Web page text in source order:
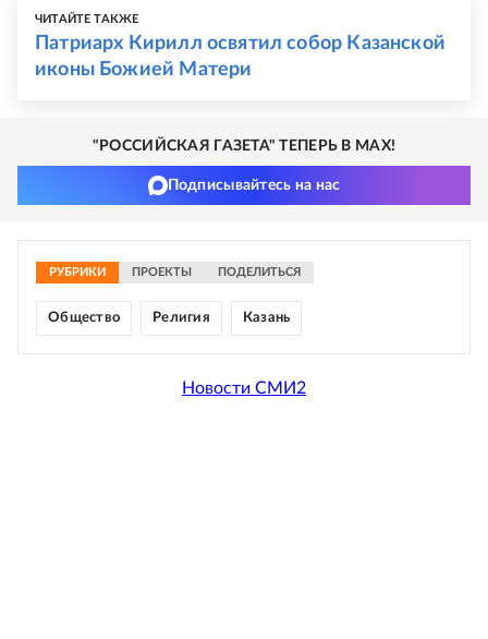
ЧИТАЙТЕ ТАКЖЕ
Патриарх Кирилл освятил собор Казанской
иконы Божией Матери
"РОССИЙСКАЯ ГАЗЕТА" ТЕПЕРЬ В MAX!
Подписывайтесь на нас
РУБРИКИ ПРОЕКТЫ ПОДЕЛИТЬСЯ
Общество Религия Казань
Новости СМИ2